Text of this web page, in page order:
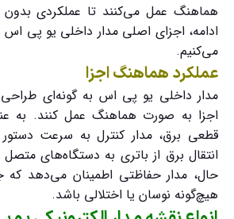
هماهنگ عمل می‌کنند تا عملکردی بدون
ادامه، اجزای اصلی مدار داخلی یو پی
می‌کنیم.
عملکرد هماهنگ اجزا
مدار داخلی یو پی اس به گونه‌ای
اجزا به صورت هماهنگ عمل کنند. به
قطعی برق، مدار کنترل به سرعت دستور
انتقال برق از باتری به دستگاه‌های
حال، مدار حفاظتی اطمینان می‌دهد
هیچ‌گونه نوسان یا اختلالی باشد.